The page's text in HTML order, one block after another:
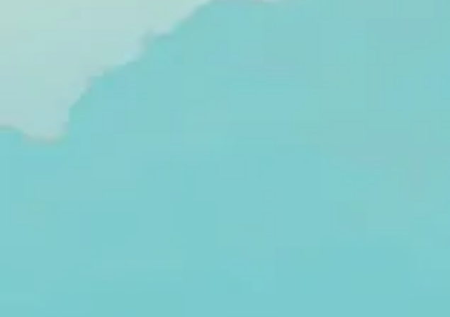
lorsque la
perte de